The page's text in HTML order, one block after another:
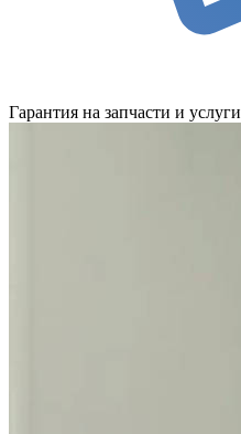
Гарантия на запчасти и услуги